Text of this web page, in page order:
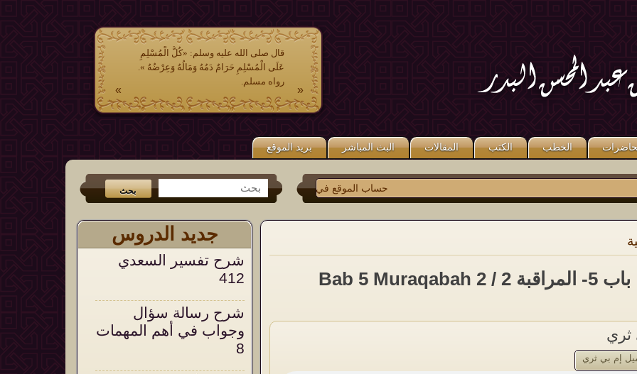
قال صلى الله عليه وسلم: «كُلُّ الْمُسْلِمِ
عَلَى الْمُسْلِمِ حَرَامٌ دَمُهُ وَمَالُهُ وَعِرْضُهُ ».
رواه مسلم.
قال صلى الله عليه وسلم: «مَنْ كَذَبَ
عَلَىَّ مُتَعَمِّدًا فَلْيَتَبَوَّأْ مَقْعَدَهُ مِنَ النَّارِ».
متفق عليه.
«
»
الخطب الكتب المقالات البث المباشر بريد الموقع
من جديد الكتب (عشر وصايا وتوجيهات في الشدائد حساب الموقع فيتويتروالفيس بوك
جديد الدروس
شرح تفسير السعدي
412
شرح رسالة سؤال
وجواب في أهم المهمات
8
باب 5- المراقبة 2 / Bab 5 Muraqabah 2
ثري
إم بي ثري